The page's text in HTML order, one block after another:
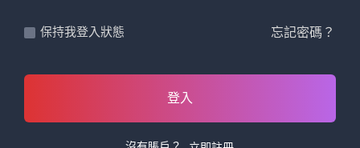
保持我登入狀態 忘記密碼？
登入